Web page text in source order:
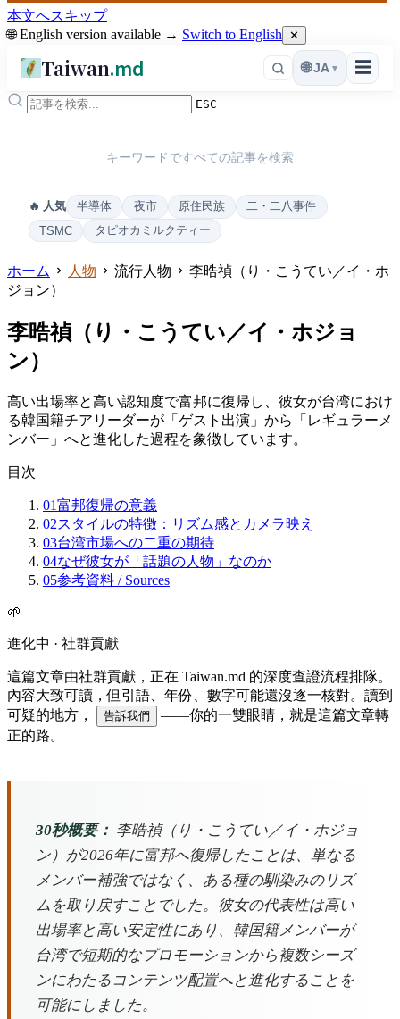
本文へスキップ
🌐 English version available → Switch to English ✕
Taiwan.md ☰
🌐 JA ▾
ESC
キーワードですべての記事を検索
🔥 人気 半導体 夜市 原住民族
二・二八事件
TSMC
タピオカミルクティー
ホーム 人物 流行人物
李晧禎（り・こうてい／イ・ホ
ジョン）
李晧禎（り・こうてい／イ・ホジョ
ン）
高い出場率と高い認知度で富邦に復帰し、彼女が台湾におけ
る韓国籍チアリーダーが「ゲスト出演」から「レギュラーメ
ンバー」へと進化した過程を象徴しています。
目次
01富邦復帰の意義
02スタイルの特徴：リズム感とカメラ映え
03台湾市場への二重の期待
04なぜ彼女が「話題の人物」なのか
05参考資料 / Sources
🌱
進化中 · 社群貢獻
這篇文章由社群貢獻，正在 Taiwan.md 的深度查證流程排隊。
內容大致可讀，但引語、年份、數字可能還沒逐一核對。讀到
可疑的地方，
告訴我們
——你的一雙眼睛，就是這篇文章轉
正的路。
30秒概要： 李晧禎（り・こうてい／イ・ホジョ
ン）が2026年に富邦へ復帰したことは、単なる
メンバー補強ではなく、ある種の馴染みのリズ
ムを取り戻すことでした。彼女の代表性は高い
出場率と高い安定性にあり、韓国籍メンバーが
台湾で短期的なプロモーションから複数シーズ
ンにわたるコンテンツ配置へと進化することを
可能にしました。